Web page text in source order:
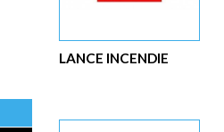
LANCE INCENDIE